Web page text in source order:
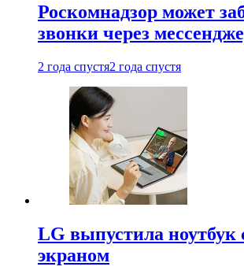
Роскомнадзор может
звонки через
2 года спустя2 года спустя
LG выпустила ноутбук
экраном